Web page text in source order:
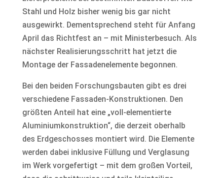
Stahl und Holz bisher wenig bis gar nicht
ausgewirkt. Dementsprechend steht für Anfang
April das Richtfest an – mit Ministerbesuch. Als
nächster Realisierungsschritt hat jetzt die
Montage der Fassadenelemente begonnen.
Bei den beiden Forschungsbauten gibt es drei
verschiedene Fassaden-Konstruktionen. Den
größten Anteil hat eine „voll-elementierte
Aluminiumkonstruktion“, die derzeit oberhalb
des Erdgeschosses montiert wird. Die Elemente
werden dabei inklusive Füllung und Verglasung
im Werk vorgefertigt – mit dem großen Vorteil,